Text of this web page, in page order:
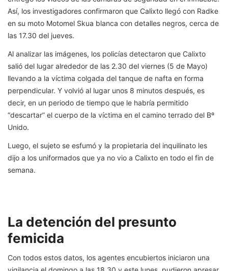
Así, los investigadores confirmaron que Calixto llegó con Radke
en su moto Motomel Skua blanca con detalles negros, cerca de
las 17.30 del jueves.
Al analizar las imágenes, los policías detectaron que Calixto
salió del lugar alrededor de las 2.30 del viernes (5 de Mayo)
llevando a la víctima colgada del tanque de nafta en forma
perpendicular. Y volvió al lugar unos 8 minutos después, es
decir, en un periodo de tiempo que le habría permitido
“descartar” el cuerpo de la víctima en el camino terrado del Bº
Unido.
Luego, el sujeto se esfumó y la propietaria del inquilinato les
dijo a los uniformados que ya no vio a Calixto en todo el fin de
semana.
La detención del presunto
femicida
Con todos estos datos, los agentes encubiertos iniciaron una